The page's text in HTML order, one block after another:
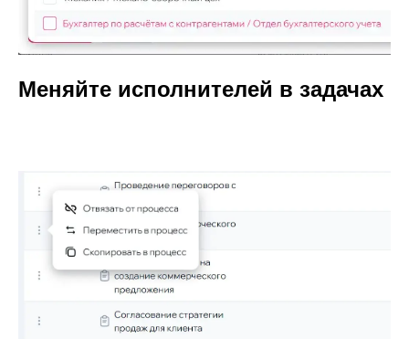
Меняйте исполнителей в задачах